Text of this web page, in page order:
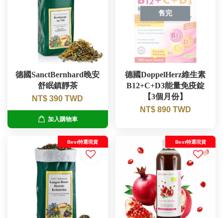
德國SanctBernhard晚安
舒眠鎮靜茶
NT$ 390 TWD
加入購物車
售完
德國DoppelHerz維生素
B12+C+D3能量免疫錠
【3個月份】
NT$ 890 TWD
Best特選現貨 Best特選現貨